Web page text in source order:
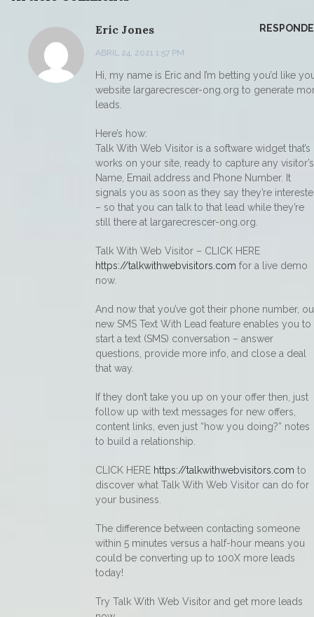
Eric Jones
ABRIL 24, 2021 1:57 PM
Hi, my name is Eric and I’m betting you’d like
website largarecrescer-ong.org to generate
leads.
Here’s how:
Talk With Web Visitor is a software widget that’s
works on your site, ready to capture any visitor’s
Name, Email address and Phone Number. It
signals you as soon as they say they’re
– so that you can talk to that lead while they’re
still there at largarecrescer-ong.org.
Talk With Web Visitor – CLICK HERE
https://talkwithwebvisitors.com for a live demo
now.
And now that you’ve got their phone number,
new SMS Text With Lead feature enables you to
start a text (SMS) conversation – answer
questions, provide more info, and close a deal
that way.
If they don’t take you up on your offer then, just
follow up with text messages for new offers,
content links, even just “how you doing?” notes
to build a relationship.
CLICK HERE https://talkwithwebvisitors.com to
discover what Talk With Web Visitor can do for
your business.
The difference between contacting someone
within 5 minutes versus a half-hour means you
could be converting up to 100X more leads
today!
Try Talk With Web Visitor and get more leads